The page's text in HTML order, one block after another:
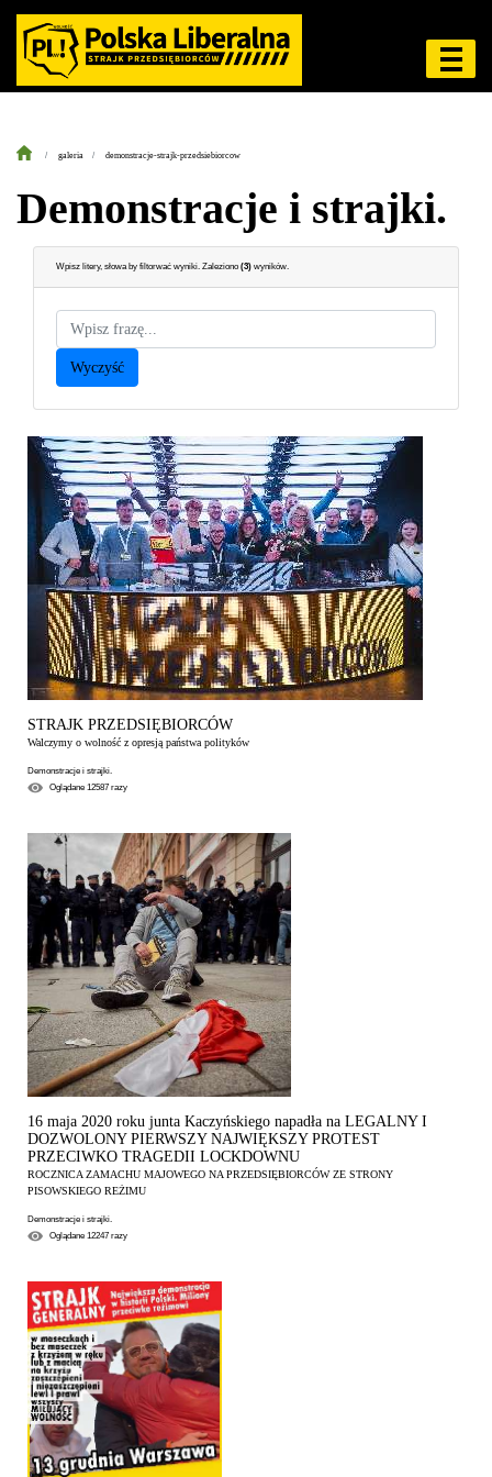
galeria demonstracje-strajk-przedsiebiorcow
Demonstracje i strajki.
Wpisz litery, słowa by filtorwać wyniki. Zaleziono (3) wyników.
Wyczyść
STRAJK PRZEDSIĘBIORCÓW
Walczymy o wolność z opresją państwa polityków
Demonstracje i strajki.
Oglądane 12587 razy
16 maja 2020 roku junta Kaczyńskiego napadła na LEGALNY I
DOZWOLONY PIERWSZY NAJWIĘKSZY PROTEST
PRZECIWKO TRAGEDII LOCKDOWNU
ROCZNICA ZAMACHU MAJOWEGO NA PRZEDSIĘBIORCÓW ZE STRONY
PISOWSKIEGO REŻIMU
Demonstracje i strajki.
Oglądane 12247 razy